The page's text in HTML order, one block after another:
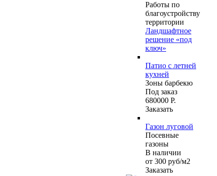
Работы по
благоустройству
территории
Ландшафтное
решение «под
ключ»
Патио с летней
кухней
Зоны барбекю
Под заказ
680000 Р.
Заказать
Газон луговой
Посевные
газоны
В наличии
от 300 руб/м2
Заказать